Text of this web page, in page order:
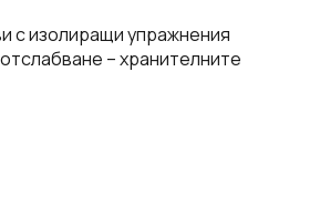
с изолиращи упражнения
– хранителните